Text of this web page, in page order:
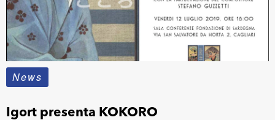
News
Igort presenta KOKORO